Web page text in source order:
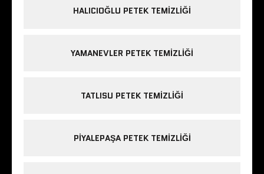
HALICIOĞLU PETEK TEMIZLIĞI
YAMANEVLER PETEK TEMIZLIĞI
TATLISU PETEK TEMIZLIĞI
PIYALEPAŞA PETEK TEMIZLIĞI